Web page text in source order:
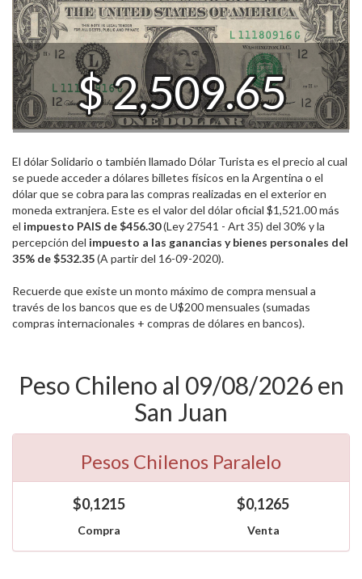
$ 2,509.65
El dólar Solidario o también llamado Dólar Turista es el precio al cual
se puede acceder a dólares billetes físicos en la Argentina o el
dólar que se cobra para las compras realizadas en el exterior en
moneda extranjera. Este es el valor del dólar oficial $1,521.00 más
el impuesto PAIS de $456.30(Ley 27541 - Art 35) del 30% y la
percepción del impuesto a las ganancias y bienes personales del
35% de $532.35(A partir del 16-09-2020).
Recuerde que existe un monto máximo de compra mensual a
través de los bancos que es de U$200 mensuales (sumadas
compras internacionales + compras de dólares en bancos).
Peso Chileno al 09/08/2026 en
San Juan
Pesos Chilenos Paralelo
$0,1215
Compra
$0,1265
Venta